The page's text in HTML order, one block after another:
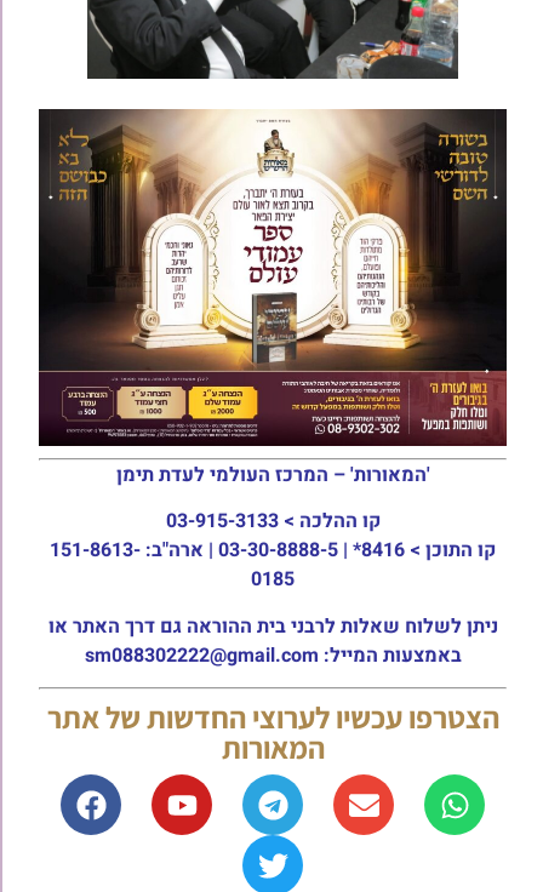
'המאורות' – המרכז העולמי לעדת תימן
קו ההלכה > 03-915-3133
קו התוכן >
8416* | 03-30-8888-5 | ארה"ב: 151-8613-
0185
ניתן לשלוח שאלות לרבני בית ההוראה גם דרך האתר או
באמצעות המייל: sm088302222@gmail.com
הצטרפו עכשיו לערוצי החדשות של אתר
המאורות